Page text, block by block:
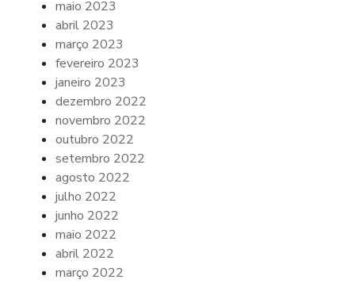
maio 2023
abril 2023
março 2023
fevereiro 2023
janeiro 2023
dezembro 2022
novembro 2022
outubro 2022
setembro 2022
agosto 2022
julho 2022
junho 2022
maio 2022
abril 2022
março 2022